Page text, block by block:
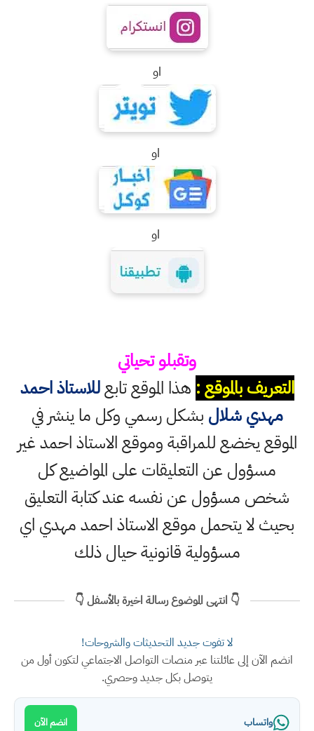
او
او
او
وتقبلو تحياتي
التعريف بالموقع : هذا الموقع تابعللاستاذ احمد
مهدي شلال بشكل رسمي وكل ما ينشر في
الموقع يخضع للمراقبة وموقع الاستاذ احمد غير
مسؤول عن التعليقات على المواضيع كل
شخص مسؤول عن نفسه عند كتابة التعليق
بحيث لا يتحمل موقع الاستاذ احمد مهدي اي
مسؤولية قانونية حيال ذلك
👇 انتهى الموضوع رسالة اخيرة بالأسفل 👇
لا تفوت جديد التحديثات والشروحات!
انضم الآن إلى عائلتنا عبر منصات التواصل الاجتماعي لتكون أول من
يتوصل بكل جديد وحصري.
واتساب انضم الآن